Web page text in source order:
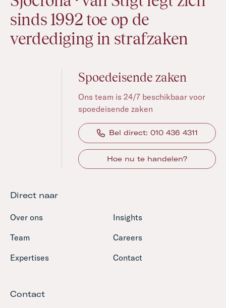
sinds 1992 toe op de
verdediging in strafzaken
Spoedeisende zaken
Ons team is 24/7 beschikbaar voor
spoedeisende zaken
Bel direct: 010 436 4311
Hoe nu te handelen?
Direct naar
Over ons
Insights
Team
Careers
Expertises
Contact
Contact